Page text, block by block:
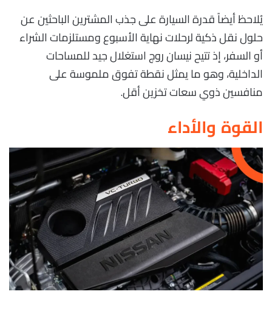
يُلاحظ أيضاً قدرة السيارة على جذب المشترين الباحثين عن
حلول نقل ذكية لرحلات نهاية الأسبوع ومستلزمات الشراء
أو السفر، إذ تتيح نيسان روج استغلال جيد للمساحات
الداخلية، وهو ما يمثل نقطة تفوق ملموسة على
منافسين ذوي سعات تخزين أقل.
القوة والأداء